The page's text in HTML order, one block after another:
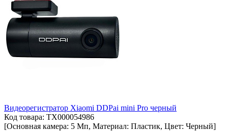
Видеорегистратор Xiaomi DDPai mini Pro черный
Код товара: ТХ000054986
[Основная камера: 5 Мп, Материал: Пластик, Цвет: Черный]